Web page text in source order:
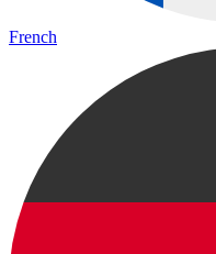
French